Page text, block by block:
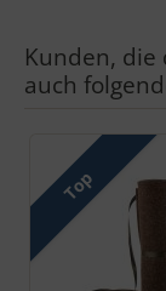
Kunden,
auch
Es folgt ein
Top